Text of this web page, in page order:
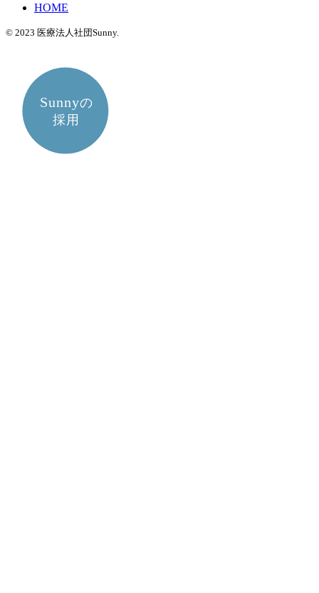
HOME
© 2023 医療法人社団Sunny.